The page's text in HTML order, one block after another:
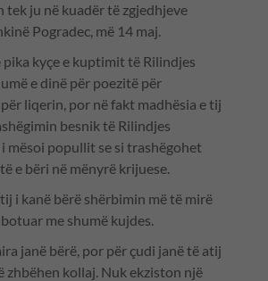
tek ju në kuadër të zgjedhjeve
Pogradec, më 14 maj.
pika kyçe e kuptimit të Rilindjes
e dinë për poezitë për
liqerin, por në fakt madhësia e tij
besnik të Rilindjes
mësoi popullit se si trashëgohet
e bëri në mënyrë krijuese.
i kanë bërë shërbimin më të mirë
me shumë kujdes.
janë bërë, por për çudi janë të atij
zhbëhen kollaj. Nuk ekziston një